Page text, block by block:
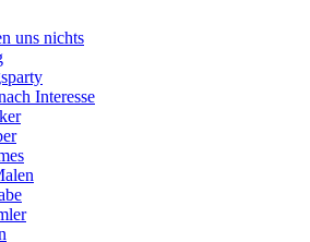
uns nichts
Interesse